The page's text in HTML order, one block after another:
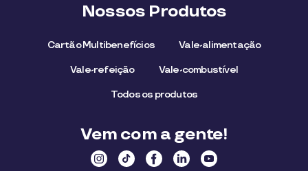
Nossos Produtos
Cartão Multibenefícios Vale-alimentação
Vale-refeição Vale-combustível
Todos os produtos
Vem com a gente!